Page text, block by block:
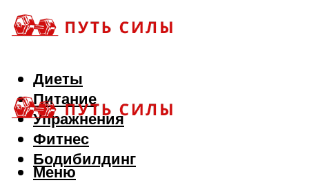
Диеты
Питание
Упражнения
Фитнес
Бодибилдинг
Меню